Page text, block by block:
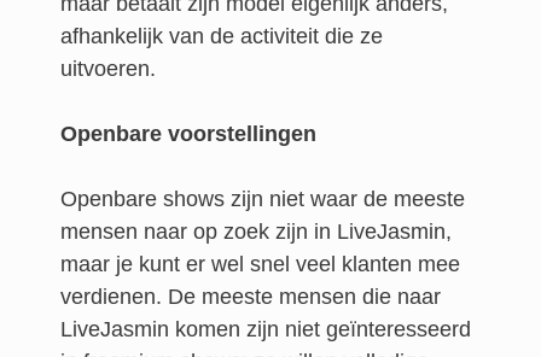
afhankelijk van de activiteit die ze
uitvoeren.
Openbare voorstellingen
Openbare shows zijn niet waar de meeste
mensen naar op zoek zijn in LiveJasmin,
maar je kunt er wel snel veel klanten mee
verdienen. De meeste mensen die naar
LiveJasmin komen zijn niet geïnteresseerd